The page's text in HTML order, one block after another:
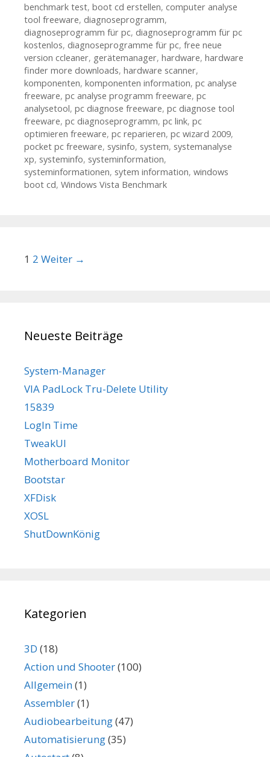
benchmark test, boot cd erstellen, computer analyse
tool freeware, diagnoseprogramm,
diagnoseprogramm für pc, diagnoseprogramm für pc
kostenlos, diagnoseprogramme für pc, free neue
version ccleaner, gerätemanager, hardware, hardware
finder more downloads, hardware scanner,
komponenten, komponenten information, pc analyse
freeware, pc analyse programm freeware, pc
analysetool, pc diagnose freeware, pc diagnose tool
freeware, pc diagnoseprogramm, pc link, pc
optimieren freeware, pc reparieren, pc wizard 2009,
pocket pc freeware, sysinfo, system, systemanalyse
xp, systeminfo, systeminformation,
systeminformationen, sytem information, windows
boot cd, Windows Vista Benchmark
Beitrags-Navigation
1 2 Weiter →
Neueste Beiträge
System-Manager
VIA PadLock Tru-Delete Utility
15839
LogIn Time
TweakUI
Motherboard Monitor
Bootstar
XFDisk
XOSL
ShutDownKönig
Kategorien
3D (18)
Action und Shooter(100)
Allgemein(1)
Assembler(1)
Audiobearbeitung(47)
Automatisierung(35)